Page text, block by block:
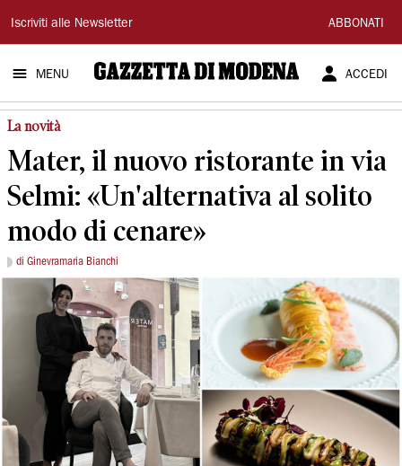
Gazzetta
di
Modena
Iscriviti alle Newsletter ABBONATI
MENU ACCEDI
La novità
Mater, il nuovo ristorante in via
Selmi: «Un'alternativa al solito
modo di cenare»
di Ginevramaria Bianchi